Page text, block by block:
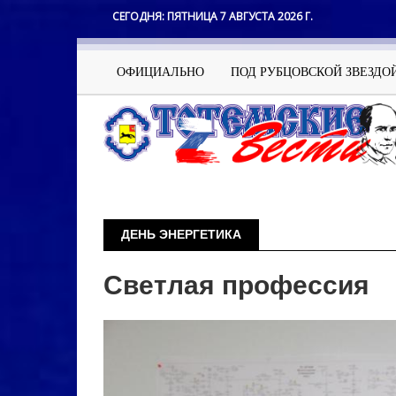
СЕГОДНЯ:ПЯТНИЦА 7 АВГУСТА 2026 Г.
Основная
навигация
ОФИЦИАЛЬНО ПОД РУБЦОВСКОЙ
ДЕНЬ ЭНЕРГЕТИКА
Светлая профессия